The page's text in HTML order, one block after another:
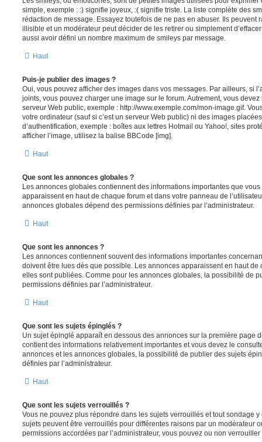
simple, exemple : :) signifie joyeux, :( signifie triste. La liste complète des
rédaction de message. Essayez toutefois de ne pas en abuser. Ils peuvent
illisible et un modérateur peut décider de les retirer ou simplement
aussi avoir défini un nombre maximum de smileys par message.
Haut
Puis-je publier des images ?
Oui, vous pouvez afficher des images dans vos messages. Par ailleurs, si
joints, vous pouvez charger une image sur le forum. Autrement, vous
serveur Web public, exemple : http://www.exemple.com/mon-image.gif.
votre ordinateur (sauf si c’est un serveur Web public) ni des images
d’authentification, exemple : boîtes aux lettres Hotmail ou Yahoo!, sites
afficher l’image, utilisez la balise BBCode [img].
Haut
Que sont les annonces globales ?
Les annonces globales contiennent des informations importantes que
apparaissent en haut de chaque forum et dans votre panneau de
annonces globales dépend des permissions définies par l’administrateur.
Haut
Que sont les annonces ?
Les annonces contiennent souvent des informations importantes
doivent être lues dès que possible. Les annonces apparaissent en haut
elles sont publiées. Comme pour les annonces globales, la possibilité de
permissions définies par l’administrateur.
Haut
Que sont les sujets épinglés ?
Un sujet épinglé apparaît en dessous des annonces sur la première page
contient des informations relativement importantes et vous devez le
annonces et les annonces globales, la possibilité de publier des sujets
définies par l’administrateur.
Haut
Que sont les sujets verrouillés ?
Vous ne pouvez plus répondre dans les sujets verrouillés et tout sondage
sujets peuvent être verrouillés pour différentes raisons par un modérateur
permissions accordées par l’administrateur, vous pouvez ou non